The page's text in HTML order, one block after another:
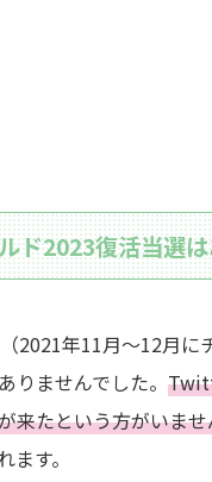
ド2023復活当選
2021年11月〜12月に
りませんでした。
来たという方がいま
す。